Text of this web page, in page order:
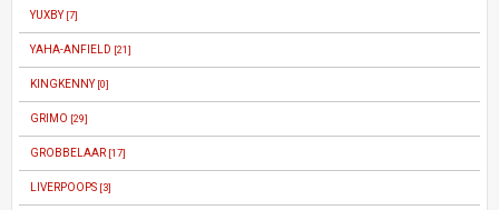
YUXBY [7]
YAHA-ANFIELD [21]
KINGKENNY [0]
GRIMO [29]
GROBBELAAR [17]
LIVERPOOPS [3]